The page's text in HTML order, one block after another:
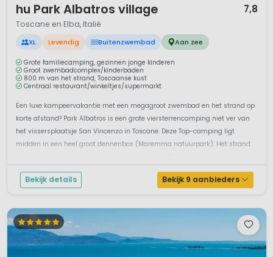
hu Park Albatros village 7,8
Toscane en Elba, Italië
XL Levendig Buitenzwembad Aan zee
Grote familiecamping, gezinnen jonge kinderen
Groot zwembadcomplex/kinderbaden
800 m van het strand, Toscaanse kust
Centraal restaurant/winkeltjes/supermarkt
Een luxe kampeervakantie met een megagroot zwembad en het strand op
korte afstand? Park Albatros is een grote viersterrencamping niet ver van
het vissersplaatsje San Vincenzo in Toscane. Deze Top-camping ligt
midden in een heel groot dennenbos (Maremma natuurpark). Het strand
Bekijk details Bekijk 9 aanbieders